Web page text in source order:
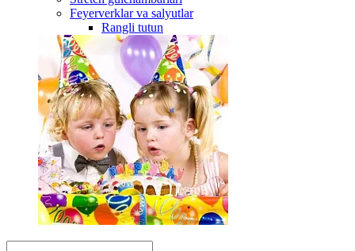
Feyerverklar va salyutlar
Rangli tutun